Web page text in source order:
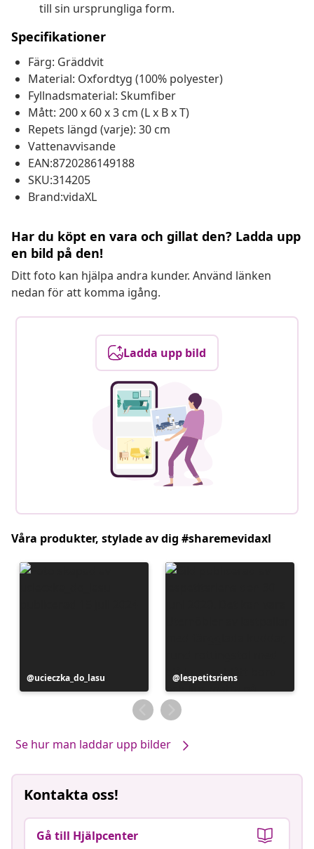
till sin ursprungliga form.
Specifikationer
Färg: Gräddvit
Material: Oxfordtyg (100% polyester)
Fyllnadsmaterial: Skumfiber
Mått: 200 x 60 x 3 cm (L x B x T)
Repets längd (varje): 30 cm
Vattenavvisande
EAN:8720286149188
SKU:314205
Brand:vidaXL
Har du köpt en vara och gillat den? Ladda upp
en bild på den!
Ditt foto kan hjälpa andra kunder. Använd länken
nedan för att komma igång.
Ladda upp bild
Våra produkter, stylade av dig #sharemevidaxl
Inlägg
publicerat
ucieczka_do_lasu
Inlägg
publicerat
av
lespetitsriens
Se hur man laddar upp bilder
Kontakta oss!
Gå till Hjälpcenter